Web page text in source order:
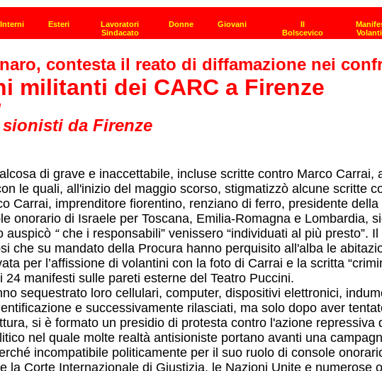
contesta il reato di diffamazione nei
militanti dei CARC a Firenze
da Firenze
di grave e inaccettabile, incluse scritte contro Marco Carrai,
le quali, all'inizio del maggio scorso, stigmatizzò alcune scritte
Carrai, imprenditore fiorentino, renziano di ferro, presidente
onorario di Israele per Toscana, Emilia-Romagna e Lombardia,
auspicò “che i responsabili” venissero “individuati al più presto”.
che su mandato della Procura hanno perquisito all'alba le
per l’affissione di volantini con la foto di Carrai e la scritta
manifesti sulle pareti esterne del Teatro Puccini.
sequestrato loro cellulari, computer, dispositivi elettronici,
e successivamente rilasciati, ma solo dopo aver
si è formato un presidio di protesta contro l'azione repressiva
nel quale molte realtà antisioniste portano avanti una
incompatibile politicamente per il suo ruolo di console
la Corte Internazionale di Giustizia, le Nazioni Unite e numerose